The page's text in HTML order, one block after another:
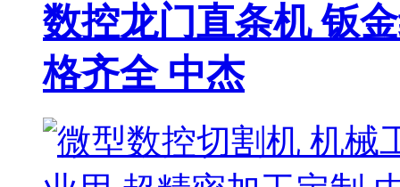
数控龙门直条机 钣
格齐全 中杰